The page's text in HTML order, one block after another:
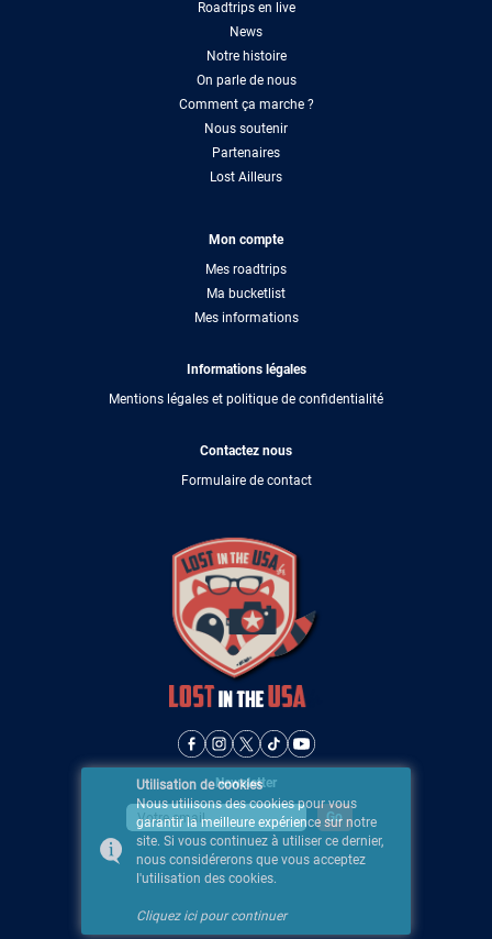
Roadtrips en live
News
Notre histoire
On parle de nous
Comment ça marche ?
Nous soutenir
Partenaires
Lost Ailleurs
Mon compte
Mes roadtrips
Ma bucketlist
Mes informations
Informations légales
Mentions légales et politique de confidentialité
Contactez nous
Formulaire de contact
Newsletter
Utilisation de cookies
Nous utilisons des cookies pour vous
garantir la meilleure expérience sur notre
site. Si vous continuez à utiliser ce dernier,
nous considérerons que vous acceptez
l'utilisation des cookies.
Cliquez ici pour continuer